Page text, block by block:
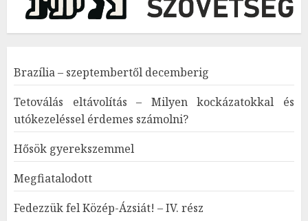
Brazília – szeptembertől decemberig
Tetoválás eltávolítás – Milyen kockázatokkal és
utókezeléssel érdemes számolni?
Hősök gyerekszemmel
Megfiatalodott
Fedezzük fel Közép-Ázsiát! – IV. rész